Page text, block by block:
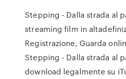
Stepping - Dalla strada al
streaming film in
Registrazione, Guarda
Stepping - Dalla strada al
download legalmente su